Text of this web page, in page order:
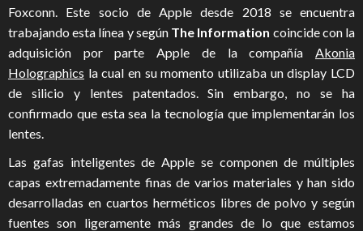
Foxconn. Este socio de Apple desde 2018 se encuentra
trabajando esta línea y según The Information coincide con la
adquisición por parte Apple de la compañía Akonia
Holographics la cual en su momento utilizaba un display LCD
de silicio y lentes patentados. Sin embargo, no se ha
confirmado que esta sea la tecnología que implementarán los
lentes.
Las gafas inteligentes de Apple se componen de múltiples
capas extremadamente finas de varios materiales y han sido
desarrolladas en cuartos herméticos libres de polvo y según
fuentes son ligeramente más grandes de lo que estamos